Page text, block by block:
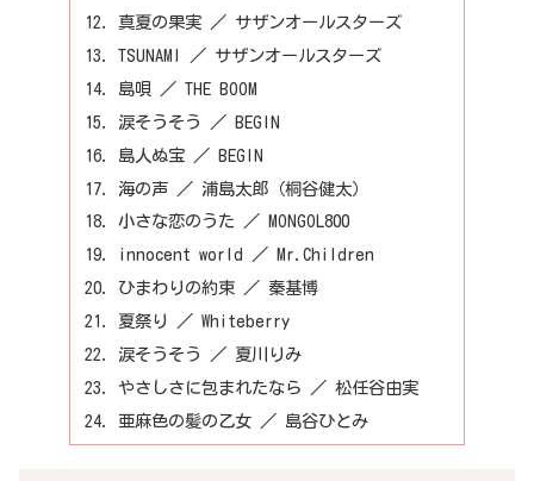
真夏の果実 ／ サザンオールスターズ
TSUNAMI ／ サザンオールスターズ
島唄 ／ THE BOOM
涙そうそう ／ BEGIN
島人ぬ宝 ／ BEGIN
海の声 ／ 浦島太郎（桐谷健太）
小さな恋のうた ／ MONGOL800
innocent world ／ Mr.Children
ひまわりの約束 ／ 秦基博
夏祭り ／ Whiteberry
涙そうそう ／ 夏川りみ
やさしさに包まれたなら ／ 松任谷由実
亜麻色の髪の乙女 ／ 島谷ひとみ